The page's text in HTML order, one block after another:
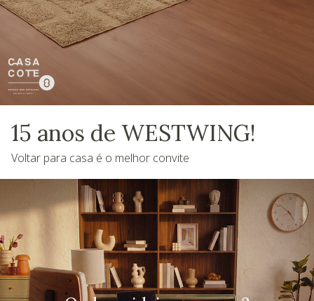
15 anos de WESTWING!
Voltar para casa é o melhor convite